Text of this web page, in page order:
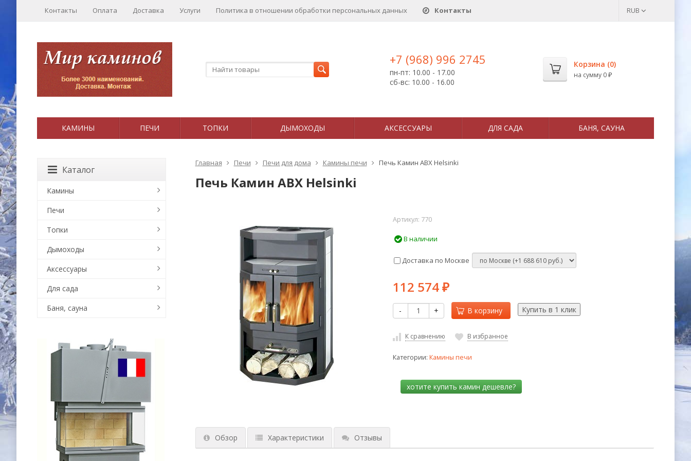
Контакты Оплата Доставка Услуги Политика в отношении обработки персональных данныx Контакты RUB
+7 (968) 996 2745
пн-пт: 10.00 - 17.00
сб-вс: 10.00 - 16.00
Корзина (0)
на сумму 0 ₽
КАМИНЫ ПЕЧИ ТОПКИ ДЫМОХОДЫ АКСЕССУАРЫ ДЛЯ САДА БАНЯ, САУНА
Главная Печи Печи для дома Камины печи Печь Камин ABX Helsinki
Печь Камин ABX Helsinki
Артикул: 770
В наличии
Доставка по Москве
112 574 ₽
- + В корзину
К сравнению В избранное
Категории: Камины печи
Обзор Характеристики Отзывы
Каталог
Камины
Печи
Топки
Дымоходы
Аксессуары
Для сада
Баня, сауна